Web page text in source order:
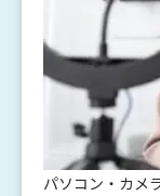
パソコン・カメ